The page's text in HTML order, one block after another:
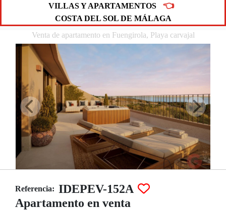
VILLAS Y APARTAMENTOS 👈
COSTA DEL SOL DE MÁLAGA
Venta de apartamento en Fuengirola, Playa carvajal
Referencia: IDEPEV-152A
Apartamento en venta